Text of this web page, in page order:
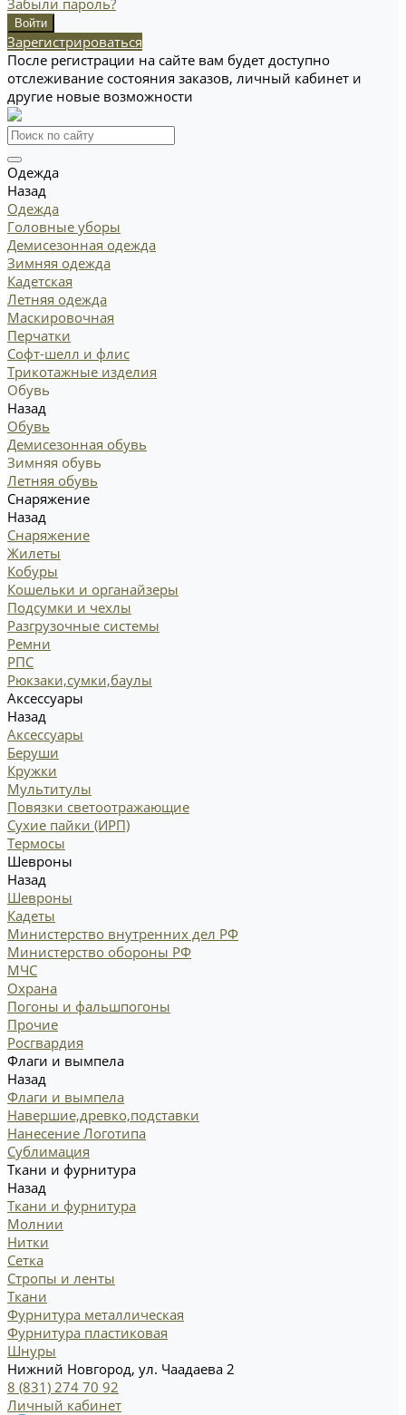
Зарегистрироваться
После регистрации на сайте вам будет доступно
отслеживание состояния заказов, личный кабинет и
другие новые возможности
Одежда
Назад
Одежда
Головные уборы
Демисезонная одежда
Зимняя одежда
Кадетская
Летняя одежда
Маскировочная
Перчатки
Софт-шелл и флис
Трикотажные изделия
Обувь
Назад
Обувь
Демисезонная обувь
Зимняя обувь
Летняя обувь
Снаряжение
Назад
Снаряжение
Жилеты
Кобуры
Кошельки и органайзеры
Подсумки и чехлы
Разгрузочные системы
Ремни
РПС
Рюкзаки,сумки,баулы
Аксессуары
Назад
Аксессуары
Беруши
Кружки
Мультитулы
Повязки светоотражающие
Сухие пайки (ИРП)
Термосы
Шевроны
Назад
Шевроны
Кадеты
Министерство внутренних дел РФ
Министерство обороны РФ
МЧС
Охрана
Погоны и фальшпогоны
Прочие
Росгвардия
Флаги и вымпела
Назад
Флаги и вымпела
Навершие,древко,подставки
Нанесение Логотипа
Сублимация
Ткани и фурнитура
Назад
Ткани и фурнитура
Молнии
Нитки
Сетка
Стропы и ленты
Ткани
Фурнитура металлическая
Фурнитура пластиковая
Шнуры
Нижний Новгород, ул. Чаадаева 2
8 (831) 274 70 92
Личный кабинет